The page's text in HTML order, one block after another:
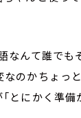
なんて誰で
なのかちょっ
とにかく準備